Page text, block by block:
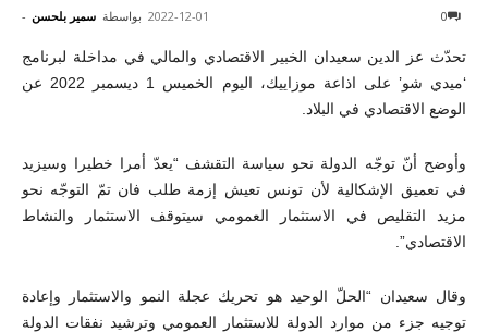
بواسطة سمير بلحسن - 2022-12-01 0
تحدّث عز الدين سعيدان الخبير الاقتصادي والمالي في مداخلة لبرنامج
‘ميدي شو’ على اذاعة موزاييك، اليوم الخميس 1 ديسمبر 2022 عن
الوضع الاقتصادي في البلاد.
وأوضح أنّ توجّه الدولة نحو سياسة التقشف “يعدّ أمرا خطيرا وسيزيد
في تعميق الإشكالية لأن تونس تعيش إزمة طلب فان تمّ التوجّه نحو
مزيد التقليص في الاستثمار العمومي سيتوقف الاستثمار والنشاط
الاقتصادي”.
وقال سعيدان “الحلّ الوحيد هو تحريك عجلة النمو والاستثمار وإعادة
توجيه جزء من موارد الدولة للاستثمار العمومي وترشيد نفقات الدولة